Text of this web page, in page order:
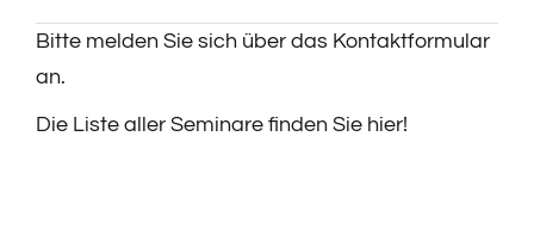
Bitte melden Sie sich über das Kontaktformular
an.
Die Liste aller Seminare finden Sie hier!